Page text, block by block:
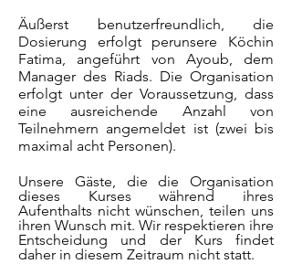
Äußerst benutzerfreundlich, die
Dosierung erfolgt perunsere Köchin
Fatima, angeführt von Ayoub, dem
Manager des Riads. Die Organisation
erfolgt unter der Voraussetzung, dass
eine ausreichende Anzahl von
Teilnehmern angemeldet ist (zwei bis
maximal acht Personen).
Unsere Gäste, die die Organisation
dieses Kurses während ihres
Aufenthalts nicht wünschen, teilen uns
ihren Wunsch mit. Wir respektieren ihre
Entscheidung und der Kurs findet
daher in diesem Zeitraum nicht statt.